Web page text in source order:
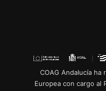
COAG Andalucía ha
Europea con cargo al